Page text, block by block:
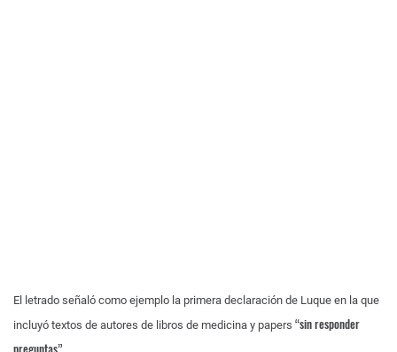
El letrado señaló como ejemplo la primera declaración de Luque en la que
incluyó textos de autores de libros de medicina y papers “sin responder
preguntas”